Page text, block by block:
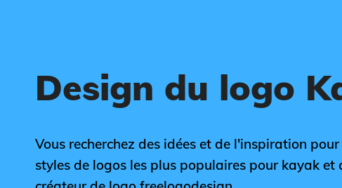
Design du logo
Vous recherchez des idées et de l'inspiration
styles de logos les plus populaires pour kayak et